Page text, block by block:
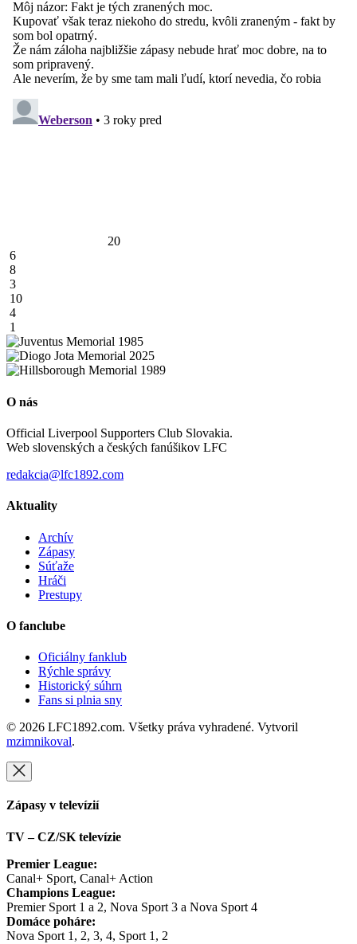
20
6
8
3
10
4
1
O nás
Official Liverpool Supporters Club Slovakia.
Web slovenských a českých fanúšikov LFC
redakcia@lfc1892.com
Aktuality
Archív
Zápasy
Súťaže
Hráči
Prestupy
O fanclube
Oficiálny fanklub
Rýchle správy
Historický súhrn
Fans si plnia sny
© 2026 LFC1892.com. Všetky práva vyhradené. Vytvoril
mzimnikoval.
Zápasy v televízií
TV – CZ/SK televízie
Premier League:
Canal+ Sport, Canal+ Action
Champions League:
Premier Sport 1 a 2, Nova Sport 3 a Nova Sport 4
Domáce poháre:
Nova Sport 1, 2, 3, 4, Sport 1, 2